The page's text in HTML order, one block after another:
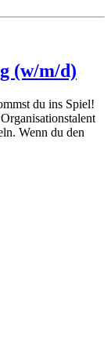
(w/m/d)
du ins Spiel!
Wenn du den